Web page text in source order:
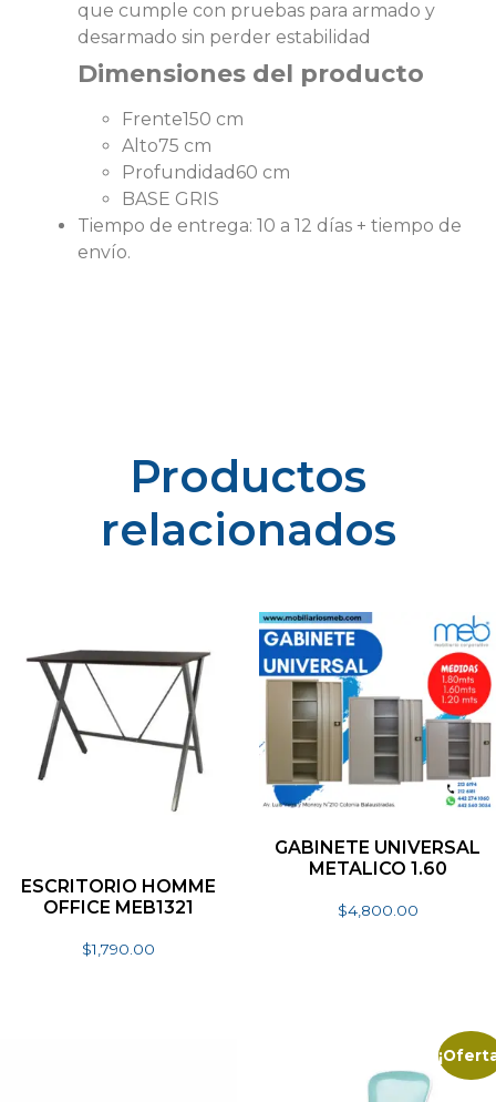
que cumple con pruebas para armado y
desarmado sin perder estabilidad
Dimensiones del producto
Frente150 cm
Alto75 cm
Profundidad 60 cm
BASE GRIS
Tiempo de entrega: 10 a 12 días + tiempo de
envío.
Productos
relacionados
ESCRITORIO HOMME
OFFICE MEB1321
$1,790.00
GABINETE UNIVERSAL
METALICO 1.60
$4,800.00